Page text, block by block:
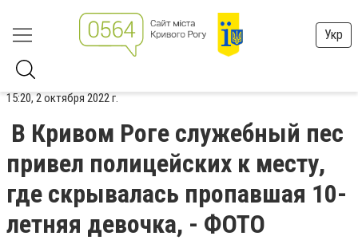
Укр
15:20, 2 октября 2022 г.
В Кривом Роге служебный пес
привел полицейских к месту,
где скрывалась пропавшая 10-
летняя девочка, - ФОТО